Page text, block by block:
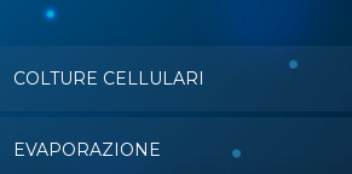
COLTURE CELLULARI
EVAPORAZIONE